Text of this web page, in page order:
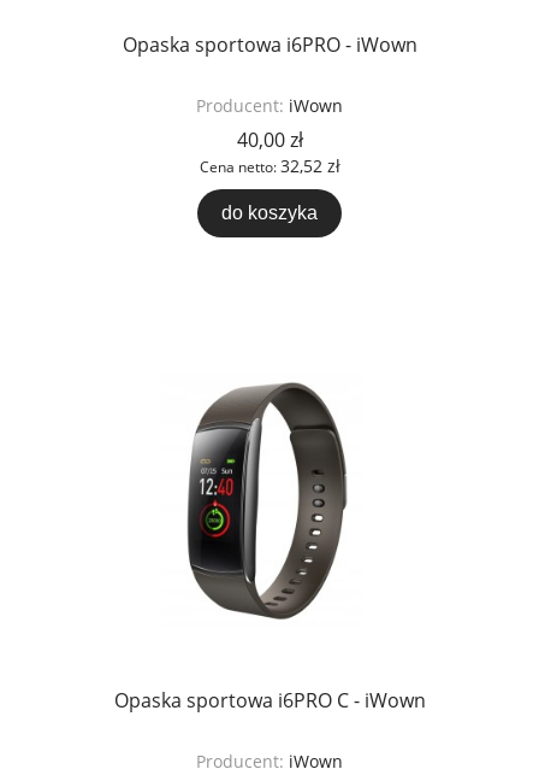
Opaska sportowa i6PRO - iWown
Producent: iWown
40,00 zł
Cena netto:32,52 zł
do koszyka
Opaska sportowa i6PRO C - iWown
Producent: iWown